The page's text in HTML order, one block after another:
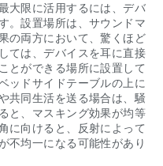
大限に活用するには、デバ
。設置場所は、サウンドマ
の両方において、驚くほど
ては、デバイスを耳に直接
とができる場所に設置して
ッドサイドテーブルの上に
共同生活を送る場合は、騒
と、マスキング効果が均等
に向けると、反射によって
不均一になる可能性があり